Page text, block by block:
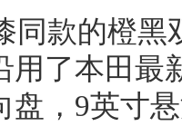
同款的橙
用了本田最
盘，9英寸